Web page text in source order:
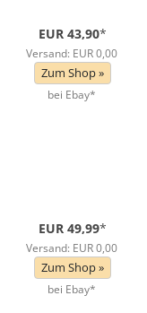
EUR 43,90*
Versand: EUR 0,00
Zum Shop »
bei Ebay*
EUR 49,99*
Versand: EUR 0,00
Zum Shop »
bei Ebay*